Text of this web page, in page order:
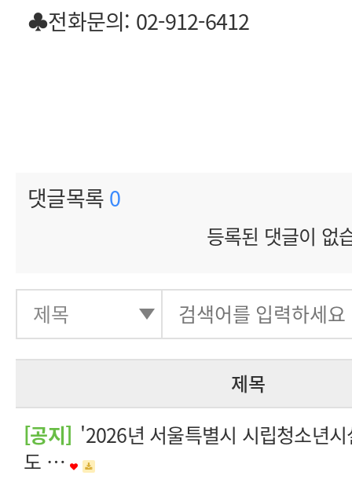
♣전화문의: 02-912-6412
댓글목록 0
등록된 댓글이 없
제목
[공지] '2026년 서울특별시 시립청소년
도 …